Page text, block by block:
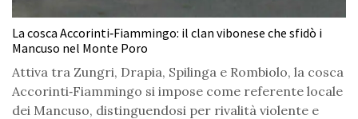
La cosca Accorinti‑Fiammingo: il clan vibonese che sfidò i
Mancuso nel Monte Poro
Attiva tra Zungri, Drapia, Spilinga e Rombiolo, la cosca
Accorinti‑Fiammingo si impose come referente locale
dei Mancuso, distinguendosi per rivalità violente e